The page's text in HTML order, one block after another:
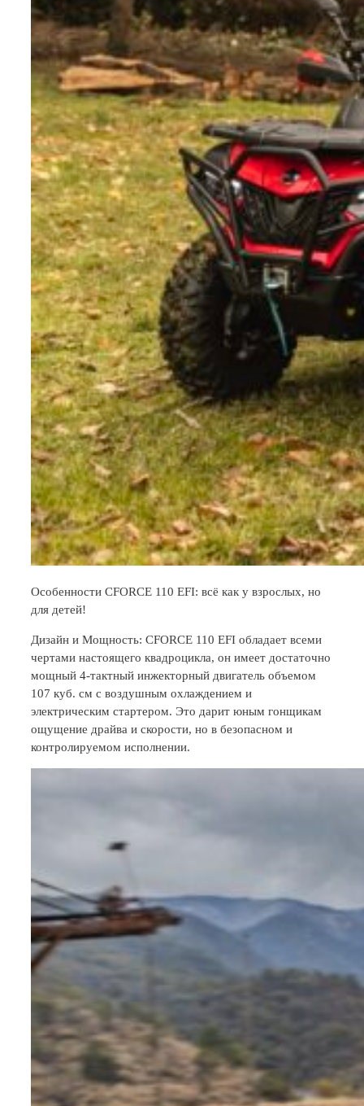
Особенности CFORCE 110 EFI: всё как у взрослых, но
для детей!
Дизайн и Мощность: CFORCE 110 EFI обладает всеми
чертами настоящего квадроцикла, он имеет достаточно
мощный 4-тактный инжекторный двигатель объемом
107 куб. см с воздушным охлаждением и
электрическим стартером. Это дарит юным гонщикам
ощущение драйва и скорости, но в безопасном и
контролируемом исполнении.